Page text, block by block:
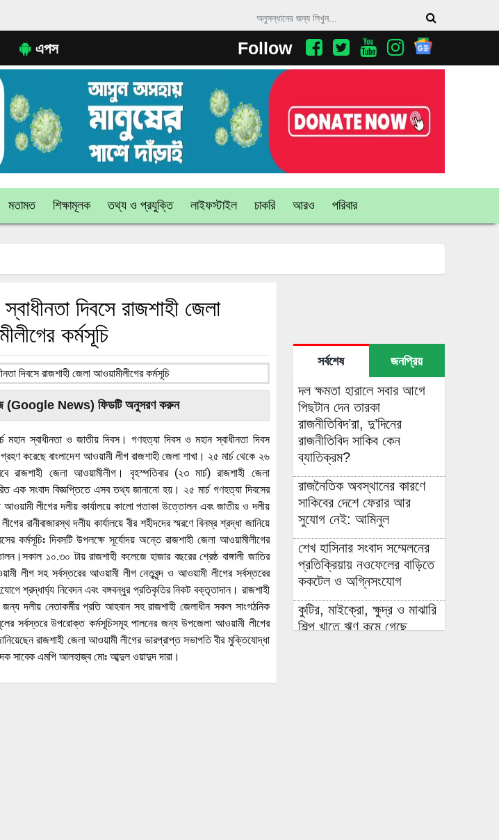
এপস Follow
মতামত শিক্ষামূলক তথ্য ও প্রযুক্তি লাইফস্টাইল চাকরি আরও পরিবার
দিবসে রাজশাহী জেলা
কর্মসূচি
(Google News) ফিডটি অনুসরণ করুন
মহান স্বাধীনতা ও জাতীয় দিবস। গণহত্যা দিবস ও মহান স্বাধীনতা দিবস
গ্রহণ করেছে বাংলাদেশ আওয়ামী লীগ রাজশাহী জেলা শাখা। ২৫ মার্চ থেকে ২৬
রাজশাহী জেলা আওয়ামীলীগ। বৃহস্পতিবার (২৩ মার্চ) রাজশাহী জেলা
এক সংবাদ বিজ্ঞপ্তিতে এসব তথ্য জানানো হয়। ২৫ মার্চ গণহত্যা দিবসের
আওয়ামী লীগের দলীয় কার্যালয়ে কালো পতাকা উত্তোলন এবং জাতীয় ও দলীয়
রানীবাজারস্থ দলীয় কার্যালয়ে বীর শহীদদের স্মরণে বিনম্র শ্রদ্ধা জানিয়ে
কর্মসূচিঃ দিবসটি উপলক্ষে সূর্যোদয় অন্তে রাজশাহী জেলা আওয়ামীলীগের
১০.৩০ টায় রাজশাহী কলেজে হাজার বছরের শ্রেষ্ঠ বাঙ্গালী জাতির
লীগ সহ সর্বস্তরের আওয়ামী লীগ নেতৃবৃন্দ ও আওয়ামী লীগের সর্বস্তরের
শ্রদ্ধার্ঘ্য নিবেদন এবং বঙ্গবন্ধুর প্রতিকৃতির নিকট বক্তৃতাদান। রাজশাহী
দলীয় নেতাকর্মীর প্রতি আহবান সহ রাজশাহী জেলাধীন সকল সাংগঠনিক
সর্বস্তরে উপরোক্ত কর্মসূচিসমূহ পালনের জন্য উপজেলা আওয়ামী লীগের
রাজশাহী জেলা আওয়ামী লীগের ভারপ্রাপ্ত সভাপতি বীর মুক্তিযোদ্ধা
সাবেক এমপি আলহাজ্ব মোঃ আব্দুল ওয়াদুদ দারা।
সর্বশেষ জনপ্রিয়
দল ক্ষমতা হারালে সবার আগে
পিছটান দেন তারকা
রাজনীতিবিদ’রা, দু’দিনের
রাজনীতিবিদ সাকিব কেন
ব্যাতিক্রম?
রাজনৈতিক অবস্থানের কারণে
সাকিবের দেশে ফেরার আর
সুযোগ নেই: আমিনুল
শেখ হাসিনার সংবাদ সম্মেলনের
প্রতিক্রিয়ায় নওফেলের বাড়িতে
ককটেল ও অগ্নিসংযোগ
কুটির, মাইক্রো, ক্ষুদ্র ও মাঝারি
শিল্প খাতে ঋণ কমে গেছে,